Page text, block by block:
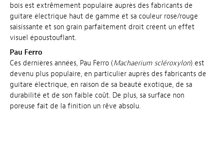
bois est extrêmement populaire auprès des fabricants de
guitare électrique haut de gamme et sa couleur rose/rouge
saisissante et son grain parfaitement droit créent un effet
visuel époustouflant.
Pau Ferro
Ces dernières années, Pau Ferro (Machaerium scléroxylon) est
devenu plus populaire, en particulier auprès des fabricants de
guitare électrique, en raison de sa beauté exotique, de sa
durabilité et de son faible coût. De plus, sa surface non
poreuse fait de la finition un rêve absolu.